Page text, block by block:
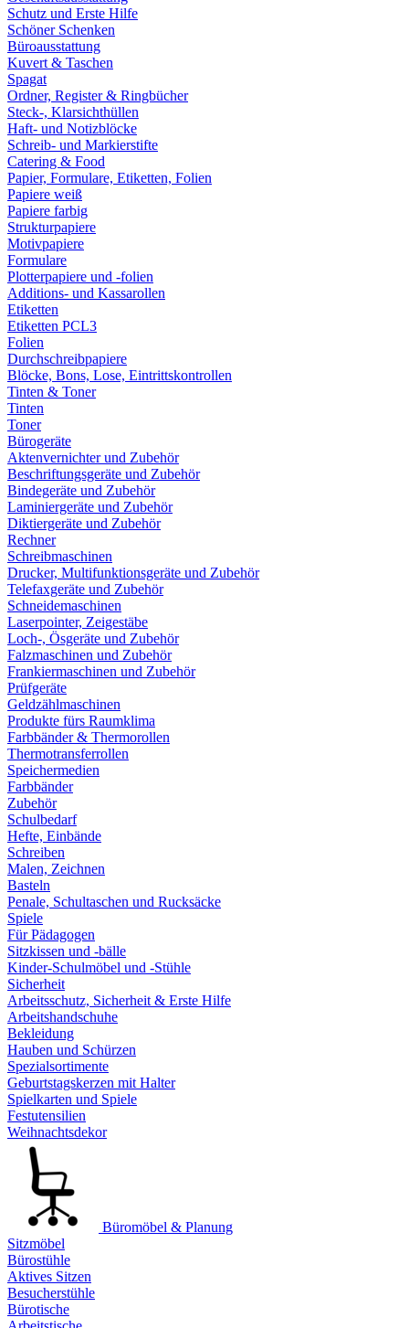
Schutz und Erste Hilfe
Schöner Schenken
Büroausstattung
Kuvert & Taschen
Spagat
Ordner, Register & Ringbücher
Steck-, Klarsichthüllen
Haft- und Notizblöcke
Schreib- und Markierstifte
Catering & Food
Papier, Formulare, Etiketten, Folien
Papiere weiß
Papiere farbig
Strukturpapiere
Motivpapiere
Formulare
Plotterpapiere und -folien
Additions- und Kassarollen
Etiketten
Etiketten PCL3
Folien
Durchschreibpapiere
Blöcke, Bons, Lose, Eintrittskontrollen
Tinten & Toner
Tinten
Toner
Bürogeräte
Aktenvernichter und Zubehör
Beschriftungsgeräte und Zubehör
Bindegeräte und Zubehör
Laminiergeräte und Zubehör
Diktiergeräte und Zubehör
Rechner
Schreibmaschinen
Drucker, Multifunktionsgeräte und Zubehör
Telefaxgeräte und Zubehör
Schneidemaschinen
Laserpointer, Zeigestäbe
Loch-, Ösgeräte und Zubehör
Falzmaschinen und Zubehör
Frankiermaschinen und Zubehör
Prüfgeräte
Geldzählmaschinen
Produkte fürs Raumklima
Farbbänder & Thermorollen
Thermotransferrollen
Speichermedien
Farbbänder
Zubehör
Schulbedarf
Hefte, Einbände
Schreiben
Malen, Zeichnen
Basteln
Penale, Schultaschen und Rucksäcke
Spiele
Für Pädagogen
Sitzkissen und -bälle
Kinder-Schulmöbel und -Stühle
Sicherheit
Arbeitsschutz, Sicherheit & Erste Hilfe
Arbeitshandschuhe
Bekleidung
Hauben und Schürzen
Spezialsortimente
Geburtstagskerzen mit Halter
Spielkarten und Spiele
Festutensilien
Weihnachtsdekor
Büromöbel & Planung
Sitzmöbel
Bürostühle
Aktives Sitzen
Besucherstühle
Bürotische